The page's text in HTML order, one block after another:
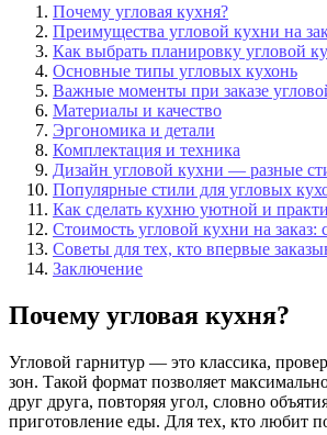
Почему угловая кухня?
Преимущества угловой кухни на
Как выбрать планировку угловой
Основные типы угловых кухонь
Важные моменты при заказе
Материалы и качество
Эргономика и детали
Комплектация и техника
Дизайн угловой кухни — разные
Популярные стили для угловых
Как сделать кухню уютной и
Стоимость угловой кухни на заказ:
Советы для тех, кто впервые
Заключение
Почему угловая кухня?
Угловой гарнитур — это классика,
зон. Такой формат позволяет
друг друга, повторяя угол, словно
приготовление еды. Для тех, кто любит